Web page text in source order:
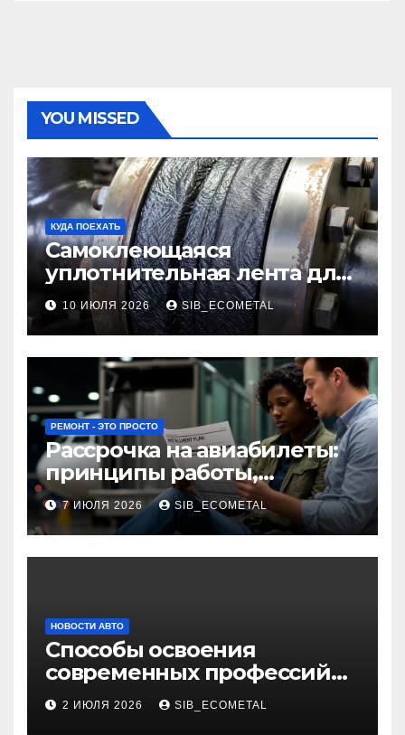
YOU MISSED
КУДА ПОЕХАТЬ
Самоклеющаяся
уплотнительная лента для
огнезащиты фланцевых
соединений
10 ИЮЛЯ 2026 SIB_ECOMETAL
РЕМОНТ - ЭТО ПРОСТО
Рассрочка на авиабилеты:
принципы работы,
требования и
потенциальные риски
7 ИЮЛЯ 2026 SIB_ECOMETAL
НОВОСТИ АВТО
Способы освоения
современных профессий
через онлайн-курсы
2 ИЮЛЯ 2026 SIB_ECOMETAL